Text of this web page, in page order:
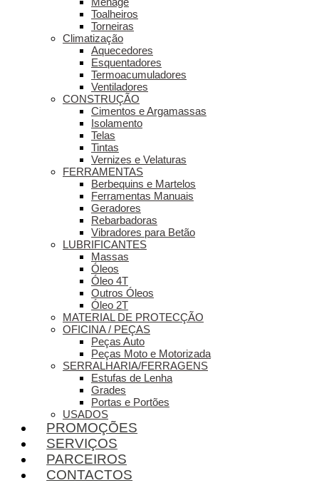
Toalheiros
Torneiras
Climatização
Aquecedores
Esquentadores
Termoacumuladores
Ventiladores
CONSTRUÇÃO
Cimentos e Argamassas
Isolamento
Telas
Tintas
Vernizes e Velaturas
FERRAMENTAS
Berbequins e Martelos
Ferramentas Manuais
Geradores
Rebarbadoras
Vibradores para Betão
LUBRIFICANTES
Massas
Óleos
Óleo 4T
Outros Óleos
Óleo 2T
MATERIAL DE PROTECÇÃO
OFICINA / PEÇAS
Peças Auto
Peças Moto e Motorizada
SERRALHARIA/FERRAGENS
Estufas de Lenha
Grades
Portas e Portões
USADOS
PROMOÇÕES
SERVIÇOS
PARCEIROS
CONTACTOS